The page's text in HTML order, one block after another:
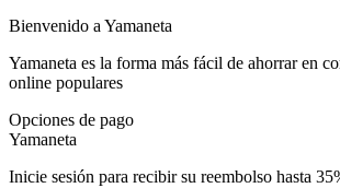
Bienvenido a Yamaneta
Yamaneta es la forma más fácil de ahorrar en
online populares
Opciones de pago
Yamaneta
Inicie sesión para recibir su reembolso hasta